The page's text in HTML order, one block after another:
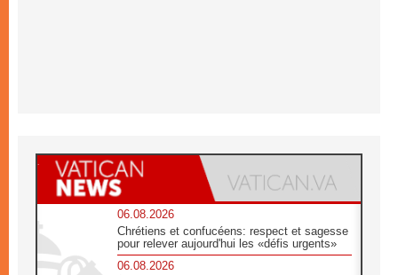
06.08.2026
Chrétiens et confucéens: respect et sagesse
pour relever aujourd'hui les «défis urgents»
06.08.2026